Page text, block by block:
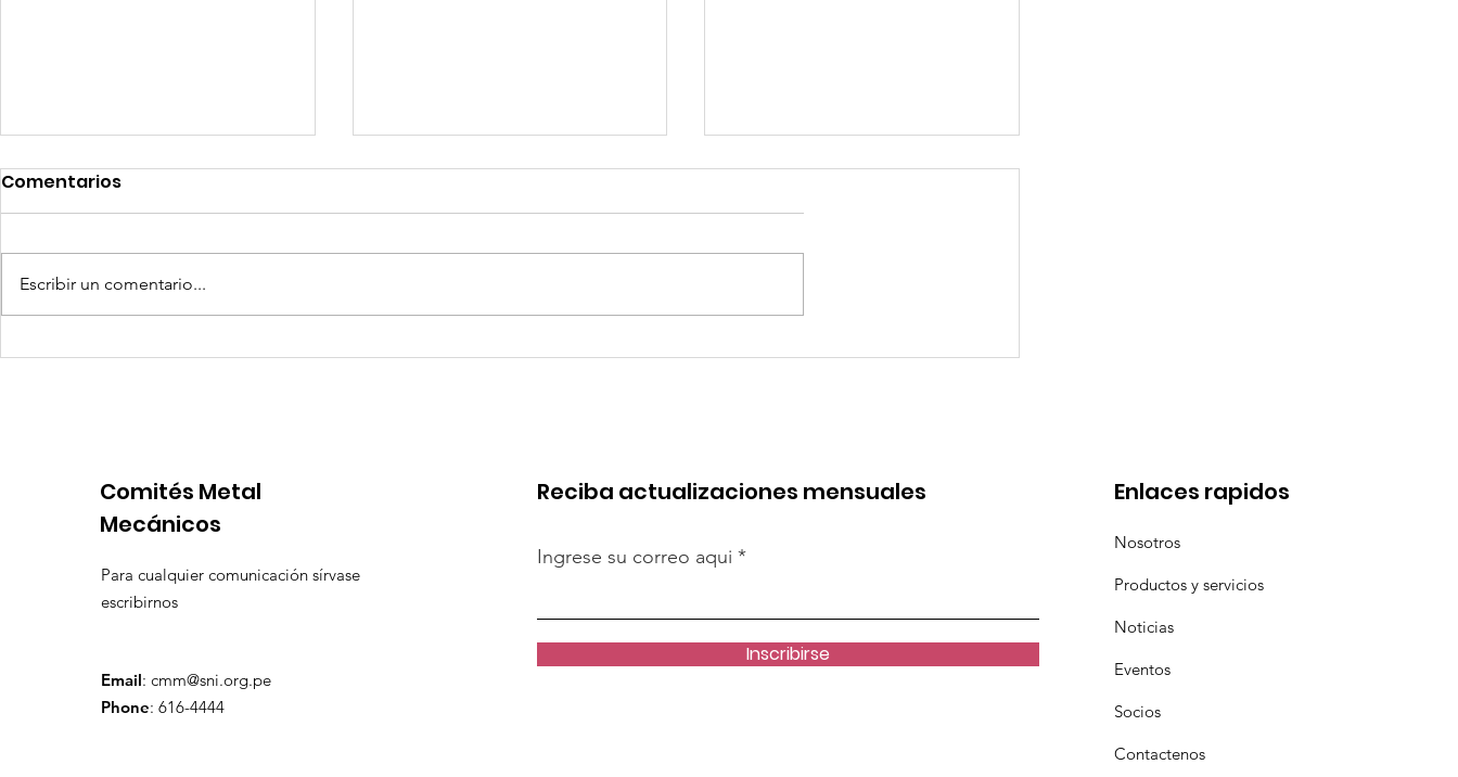
Coca-Cola invertirá mil
Senace aprobó mejoras
Quilla Resources
Comentarios
Escribir un comentario...
Comités Metal
Mecánicos
Para cualquier comunicación sírvase
escribirnos
Email: cmm@sni.org.pe
Phone: 616-4444
Reciba actualizaciones mensuales
Ingrese su correo aqui
Inscribirse
Enlaces rapidos
Nosotros
Productos y servicios
Noticias
Eventos
Socios
Contactenos